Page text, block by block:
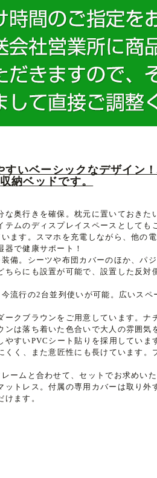
いベーシックなデザイン
収納ベッドです。
な奥行きを確保。枕元に置いておきた
ムのディスプレイスペースとしても
ます。スマホを充電しながら、他の
で健康サポート！
備。シーツや布団カバーのほか、パ
らにも設置が可能で、設置した反対
流行の2台並列使いが可能。広いスペ
ークブラウンをご用意しています。ナ
は落ち着いた色合いで大人の雰囲気
やすいPVCシート貼りを採用していま
くく、また意匠性にも長けています。
ームと合わせて、セットでお求めい
トレス。付属の専用カバーは取り外
ます。